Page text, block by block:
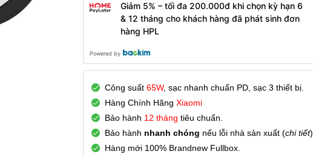
Giảm 5% – tối đa 200.000đ khi chọn kỳ hạn 6
& 12 tháng cho khách hàng đã phát sinh đơn
hàng HPL
Powered by
Công suất 65W, sạc nhanh chuẩn PD, sạc 3 thiết bị.
Hàng Chính Hãng Xiaomi
Bảo hành 12 tháng tiêu chuẩn.
Bảo hành nhanh chóng nếu lỗi nhà sản xuất (chi tiết).
Hàng mới 100% Brandnew Fullbox.